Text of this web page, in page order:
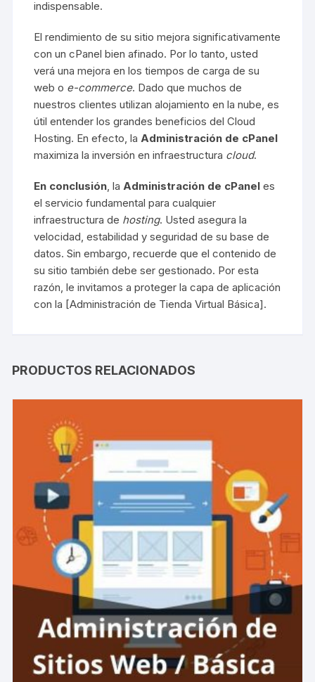
indispensable.
El rendimiento de su sitio mejora significativamente
con un cPanel bien afinado. Por lo tanto, usted
verá una mejora en los tiempos de carga de su
web o e-commerce. Dado que muchos de
nuestros clientes utilizan alojamiento en la nube, es
útil entenderlos grandes beneficios del Cloud
Hosting. En efecto, la Administración de cPanel
maximiza la inversión en infraestructura cloud.
En conclusión , la Administración de cPanel es
el servicio fundamental para cualquier
infraestructura de hosting. Usted asegura la
velocidad, estabilidad y seguridad de su base de
datos. Sin embargo, recuerde que el contenido de
su sitio también debe ser gestionado. Por esta
razón, le invitamos a proteger la capa de aplicación
con la [Administración de Tienda Virtual Básica].
PRODUCTOS RELACIONADOS